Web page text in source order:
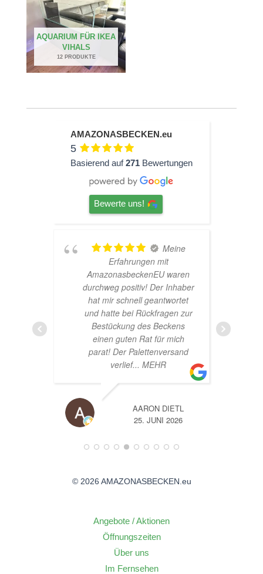
AQUARIUM FÜR IKEA
VIHALS
12 PRODUKTE
AMAZONASBECKEN.eu
5
Basierend auf271 Bewertungen
Bewerte uns!
Meine
Erfahrungen mit
AmazonasbeckenEU waren
durchweg positiv! Der Inhaber
hat mir schnell geantwortet
und hatte bei Rückfragen zur
Bestückung des Beckens
einen guten Rat für mich
parat! Der Palettenversand
verlief... MEHR
AARON DIETL
25. JUNI 2026
© 2026 AMAZONASBECKEN.eu
Angebote / Aktionen
Öffnungszeiten
Über uns
Im Fernsehen